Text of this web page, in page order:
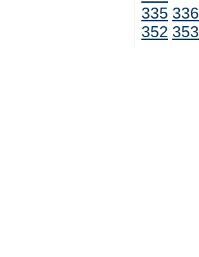
335 336
352 353